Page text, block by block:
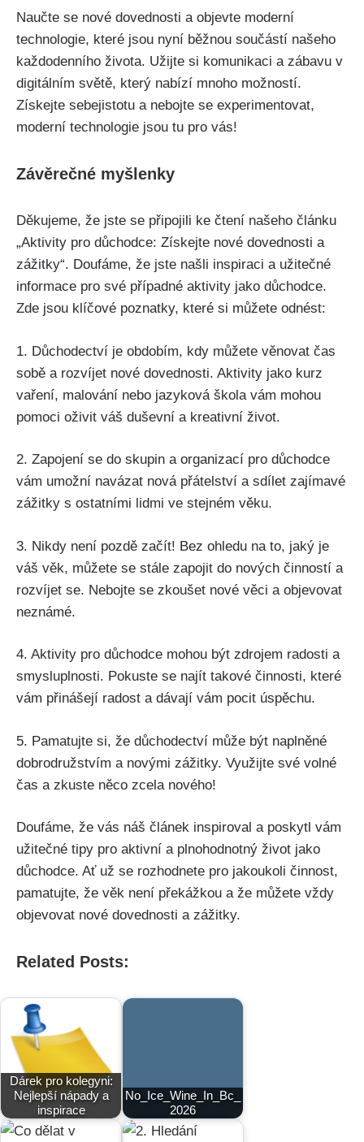
Naučte se ⁢nové dovednosti a ‍objevte moderní
technologie, ​které jsou nyní běžnou součástí našeho
každodenního života. Užijte si komunikaci ⁢a‍ zábavu v ​
digitálním světě, který nabízí mnoho⁣ možností.
Získejte sebejistotu a nebojte se experimentovat,
moderní technologie jsou tu pro vás!
Závěrečné⁢ myšlenky
Děkujeme, že ‌jste se ⁢připojili ke čtení našeho článku
„Aktivity pro důchodce: Získejte nové dovednosti ‍a‍
zážitky“.⁢ Doufáme, že‍ jste našli inspiraci a užitečné
informace⁤ pro‍ své případné aktivity jako‍ důchodce.
‍Zde jsou​ klíčové poznatky, které si můžete ⁢odnést:
1. Důchodectví je obdobím, kdy můžete věnovat čas
sobě‌ a⁣ rozvíjet nové ‌dovednosti.⁢ Aktivity jako kurz
vaření, ​malování⁤ nebo jazyková⁢ škola⁤ vám mohou
pomoci ‌oživit⁤ váš duševní a kreativní život.
2. Zapojení se do skupin⁢ a organizací pro⁢ důchodce
vám ​umožní navázat ​nová přátelství a sdílet​ zajímavé
‌zážitky s ostatními‍ lidmi ve stejném ​věku.
3. Nikdy není pozdě začít! Bez ⁤ohledu ⁣na to, jaký je
váš věk, můžete se stále zapojit​ do nových ⁣činností a
rozvíjet se. Nebojte se zkoušet nové věci ​a‌ objevovat⁢
neznámé.
4. ​Aktivity pro důchodce ⁢mohou být zdrojem radosti a⁣
smysluplnosti. ⁣Pokuste se najít ‍takové činnosti, které​
vám přinášejí radost‌ a dávají ⁤vám pocit úspěchu.
5. Pamatujte ‍si, že důchodectví může⁤ být naplněné
dobrodružstvím a novými zážitky. Využijte své volné
čas a zkuste‍ něco ⁣zcela​ nového!
Doufáme, že vás náš článek inspiroval a poskytl vám
užitečné tipy pro aktivní ​a​ plnohodnotný život jako
důchodce. Ať​ už se rozhodnete pro jakoukoli činnost,
pamatujte, že věk není​ překážkou ‌a že ​můžete vždy
objevovat nové dovednosti a zážitky.
Related Posts:
Dárek pro kolegyni:
Nejlepší nápady a
inspirace
No_Ice_Wine_In_Bc_
2026